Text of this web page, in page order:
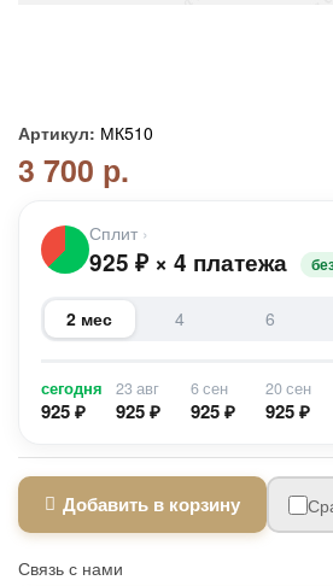
Артикул: МК510
3 700 р.
Сплит ›
925 ₽ × 4 платежа
2 мес 4 6
сегодня
925 ₽
23 авг
925 ₽
6 сен
925 ₽
20 сен
925 ₽
Добавить в корзину
Связь с нами